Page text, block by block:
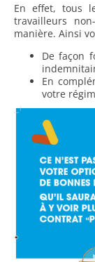
En effet, tous
travailleurs
manière. Ainsi
De façon
En
votre